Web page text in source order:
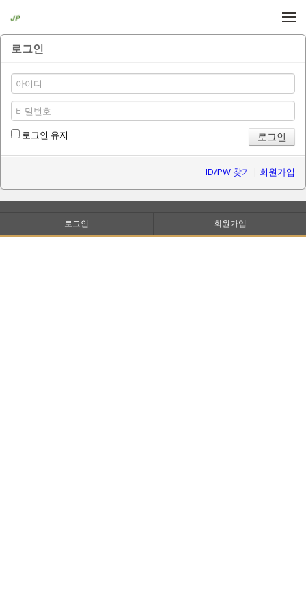
로그인
로그인 유지
ID/PW 찾기 | 회원가입
로그인 회원가입